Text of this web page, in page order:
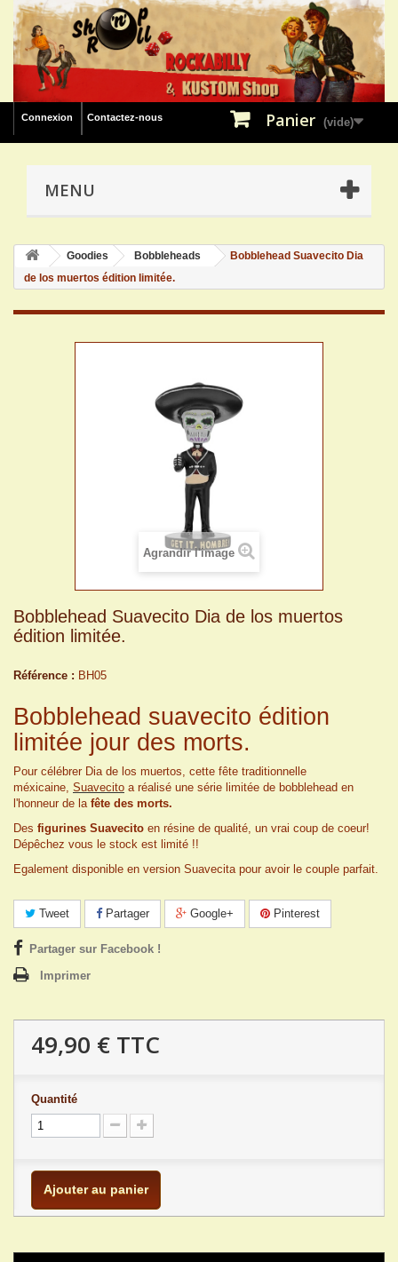
Connexion Contactez-nous Panier (vide)
MENU
Goodies Bobbleheads
Bobblehead Suavecito Dia
de los muertos édition limitée.
Agrandir l'image
Bobblehead Suavecito Dia de los muertos
édition limitée.
Référence : BH05
Bobblehead suavecito édition
limitée jour des morts.
Pour célébrer Dia de los muertos, cette fête traditionnelle
méxicaine, Suavecito a réalisé une série limitée de bobblehead en
l'honneur de la fête des morts.
Des figurines Suavecito en résine de qualité, un vrai coup de coeur!
Dépêchez vous le stock est limité !!
Egalement disponible en version Suavecita pour avoir le couple parfait.
Tweet Partager Google+ Pinterest
Partager sur Facebook !
Imprimer
49,90 € TTC
Quantité
Ajouter au panier